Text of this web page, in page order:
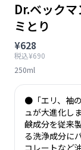
Dr.ベック
ミとり
¥628
税込¥690
250ml
●「エリ、袖
ュが大進化し
鹸成分を従来
る洗浄成分に
コレートなど